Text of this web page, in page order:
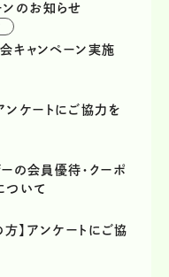
のお知らせ
キャンペーン実施
ケートにご協力を
の会員優待・クーポ
ついて
方】アンケートにご協